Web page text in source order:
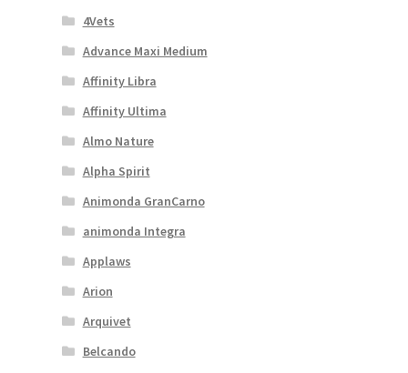
4Vets
Advance Maxi Medium
Affinity Libra
Affinity Ultima
Almo Nature
Alpha Spirit
Animonda GranCarno
animonda Integra
Applaws
Arion
Arquivet
Belcando